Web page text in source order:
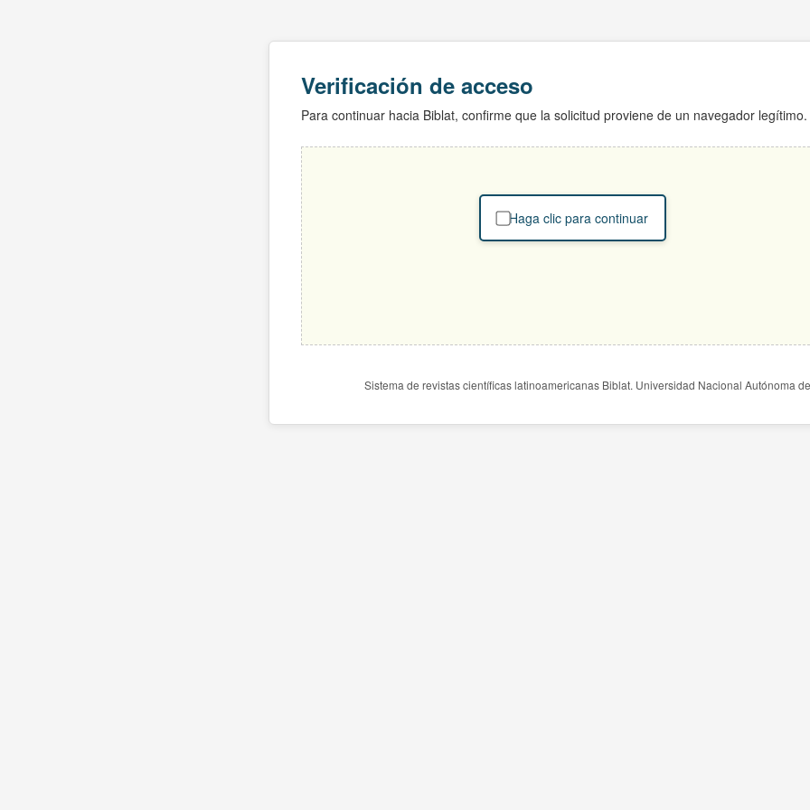
Verificación de acceso
Para continuar hacia Biblat, confirme que la solicitud proviene de un navegador legítimo.
Haga clic para continuar
Sistema de revistas científicas latinoamericanas Biblat. Universidad Nacional Autónoma